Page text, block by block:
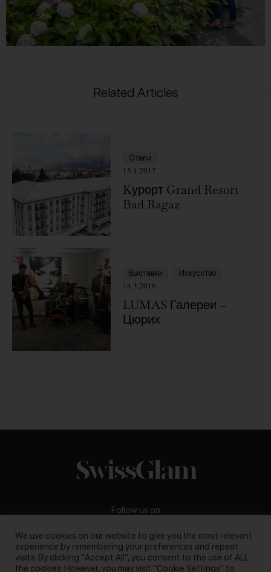
Related Articles
Отели
15.1.2017
Kурорт Grand Resort
Bad Ragaz
Выставки Искусство
14.3.2016
LUMAS Галереи –
Цюрих
Follow us on
We use cookies on our website to give you the most relevant
experience by remembering your preferences and repeat
visits. By clicking “Accept All”, you consent to the use of ALL
the cookies. However, you may visit "Cookie Settings" to